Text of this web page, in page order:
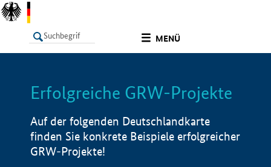
MENÜ
LISTE Info
Erfolgreiche GRW-Projekte
Auf der folgenden Deutschlandkarte
finden Sie konkrete Beispiele erfolgreicher
GRW-Projekte!